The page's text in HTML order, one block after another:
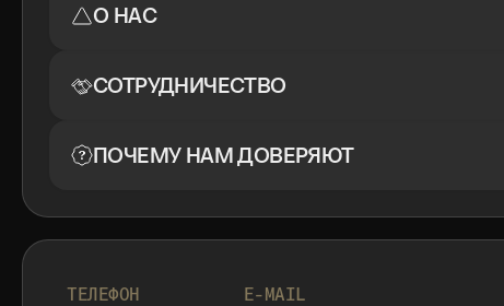
О НАС
СОТРУДНИЧЕСТВО
ПОЧЕМУ НАМ ДОВЕРЯЮТ
ТЕЛЕФОН E-MAIL